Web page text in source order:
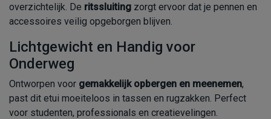
overzichtelijk. De ritssluiting zorgt ervoor dat je pennen en
accessoires veilig opgeborgen blijven.
Lichtgewicht en Handig voor
Onderweg
Ontworpen voor gemakkelijk opbergen en meenemen,
past dit etui moeiteloos in tassen en rugzakken. Perfect
voor studenten, professionals en creatievelingen.